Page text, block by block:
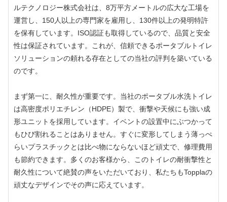
ルテクノロジー株式会社は、8万平方メートルの広大な工場を
運営し、150人以上の専門家を雇用し、130件以上の発明特許
を保有しています。ISO認証も取得しているので、品質と安全
性は保証されています。これが、信頼できるポータブルトイレ
ソリューションの頼れる存在としての当社の評判を築いている
のです。
まず第一に、耐久性が重要です。当社のポータブル水洗トイレ
は高密度ポリエチレン（HDPE）製で、衝撃や天候にも強い成
形ユニットを採用しています。イベントの設置中にぶつかって
もひび割れることはありません。すぐに変形してしまう薄っぺ
らいプラスチックとは比べ物にならないほど頑丈で、修理費用
も節約できます。多くのお客様から、このトイレの耐衝撃性と
耐久性について絶賛の声をいただいており、私たちもTopplaの
頑丈なデザインでその声に応えています。